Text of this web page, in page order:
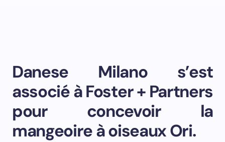
Danese Milano s’est
associé à Foster + Partners
pour concevoir la
mangeoire à oiseaux Ori.